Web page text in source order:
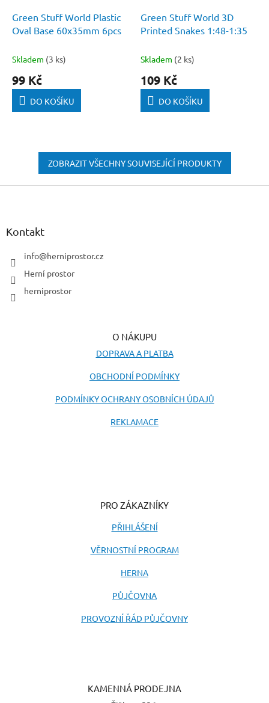
Green Stuff World Plastic
Oval Base 60x35mm 6pcs
Skladem (3 ks)
99 Kč
DO KOŠÍKU
Green Stuff World 3D
Printed Snakes 1:48-1:35
Skladem (2 ks)
109 Kč
DO KOŠÍKU
ZOBRAZIT VŠECHNY SOUVISEJÍCÍ PRODUKTY
Z
Kontakt
info@herniprostor.cz
Herní prostor
herniprostor
O NÁKUPU
DOPRAVA A PLATBA
OBCHODNÍ PODMÍNKY
PODMÍNKY OCHRANY OSOBNÍCH ÚDAJŮ
REKLAMACE
PRO ZÁKAZNÍKY
PŘIHLÁŠENÍ
VĚRNOSTNÍ PROGRAM
HERNA
PŮJČOVNA
PROVOZNÍ ŘÁD PŮJČOVNY
KAMENNÁ PRODEJNA